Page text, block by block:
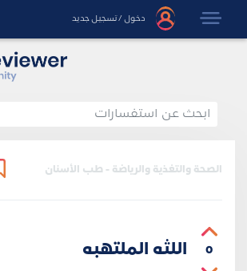
دخول /تسجيل جديد
الصحة والتغذية والرياضة - طب الأسنان
0 اللثه الملتهبه